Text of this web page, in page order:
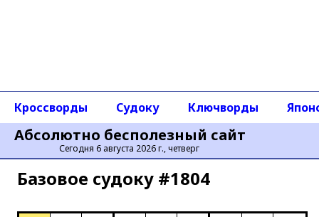
Абсолютно бесполезный сайт
Сегодня 6 августа 2026 г., четверг
Кроссворды Судоку Ключворды
Базовое cудоку #1804